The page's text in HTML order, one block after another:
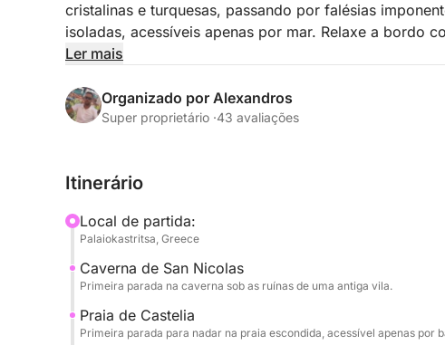
cristalinas e turquesas, passando por falésias
isoladas, acessíveis apenas por mar. Relaxe a bordo
marítima, as vistas panorâmicas e uma sensação de
perfeita para quem busca elegância, relaxamento e
Ler mais
Organizado por Alexandros
Super proprietário ·43 avaliações
Itinerário
Local de partida:
Palaiokastritsa, Greece
Caverna de San Nicolas
Primeira parada na caverna sob as ruínas de uma antiga vila.
Praia de Castelia
Primeira parada para nadar na praia escondida, acessível apenas por